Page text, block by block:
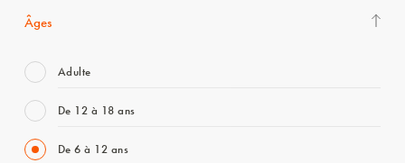
Âges
Adulte
De 12 à 18 ans
De 6 à 12 ans